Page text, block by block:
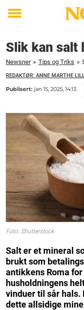
Toggle
Slik kan salt
Newsner » Tips og Triks »
REDAKTØR: ANNE MARTHE
Publisert: jan 15, 2025, 14:13
Foto: Shutterstock
Salt er et mineral
brukt som
antikkens Roma
husholdningens
vinduer til sår hals.
dette allsidige